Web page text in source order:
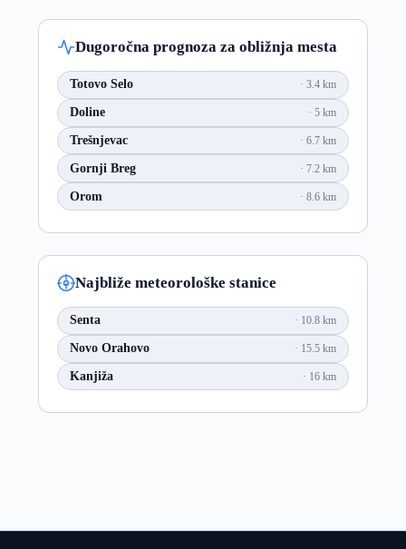
Dugoročna prognoza za obližnja mesta
Totovo Selo 3.4 km
Doline 5 km
Trešnjevac 6.7 km
Gornji Breg 7.2 km
Orom 8.6 km
Najbliže meteorološke stanice
Senta 10.8 km
Novo Orahovo 15.5 km
Kanjiža 16 km